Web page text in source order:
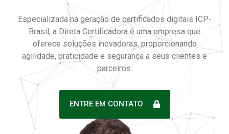
Especializada na geração de certificados digitais ICP-
Brasil, a Direta Certificadora é uma empresa que
oferece soluções inovadoras, proporcionando
agilidade, praticidade e segurança a seus clientes e
parceiros.
ENTRE EM CONTATO